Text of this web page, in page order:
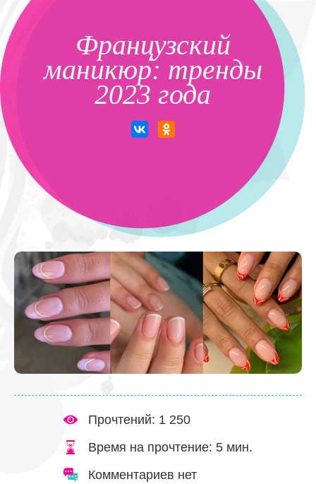
Французский
маникюр: тренды
2023 года
Прочтений: 1 250
Время на прочтение: 5 мин.
Комментариев нет